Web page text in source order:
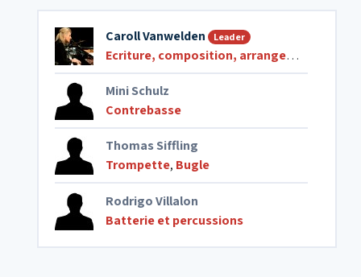
Caroll Vanwelden Leader
Ecriture, composition, arrangements
Mini Schulz
Contrebasse
Thomas Siffling
Trompette, Bugle
Rodrigo Villalon
Batterie et percussions